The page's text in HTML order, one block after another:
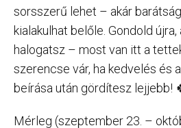
sorsszerű lehet – akár
kialakulhat belőle. Gondold
halogatsz – most van itt a
szerencse vár, ha kedvelés és
beírása után gördítesz lejjebb!
Mérleg (szeptember 23. –